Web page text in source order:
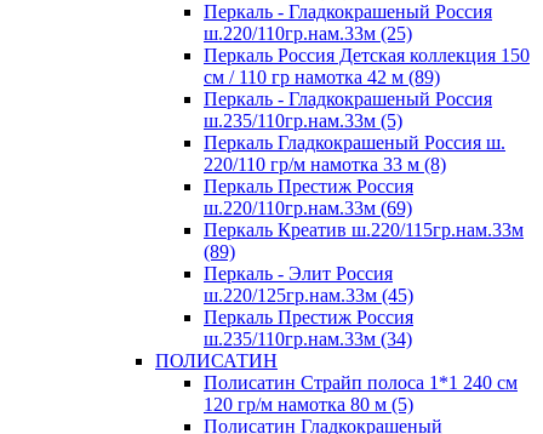
Перкаль - Гладкокрашеный Россия
ш.220/110гр.нам.33м (25)
Перкаль Россия Детская коллекция 150
см / 110 гр намотка 42 м (89)
Перкаль - Гладкокрашеный Россия
ш.235/110гр.нам.33м (5)
Перкаль Гладкокрашеный Россия ш.
220/110 гр/м намотка 33 м (8)
Перкаль Престиж Россия
ш.220/110гр.нам.33м (69)
Перкаль Креатив ш.220/115гр.нам.33м
(89)
Перкаль - Элит Россия
ш.220/125гр.нам.33м (45)
Перкаль Престиж Россия
ш.235/110гр.нам.33м (34)
ПОЛИСАТИН
Полисатин Страйп полоса 1*1 240 см
120 гр/м намотка 80 м (5)
Полисатин Гладкокрашеный